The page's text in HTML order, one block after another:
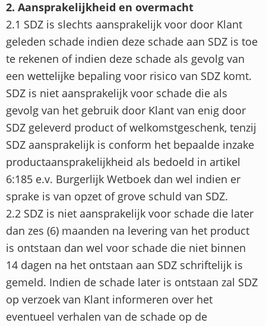
2. Aansprakelijkheid en overmacht
2.1 SDZ is slechts aansprakelijk voor door Klant
geleden schade indien deze schade aan SDZ is toe
te rekenen of indien deze schade als gevolg van
een wettelijke bepaling voor risico van SDZ komt.
SDZ is niet aansprakelijk voor schade die als
gevolg van het gebruik door Klant van enig door
SDZ geleverd product of welkomstgeschenk, tenzij
SDZ aansprakelijk is conform het bepaalde inzake
productaansprakelijkheid als bedoeld in artikel
6:185 e.v. Burgerlijk Wetboek dan wel indien er
sprake is van opzet of grove schuld van SDZ.
2.2 SDZ is niet aansprakelijk voor schade die later
dan zes (6) maanden na levering van het product
is ontstaan dan wel voor schade die niet binnen
14 dagen na het ontstaan aan SDZ schriftelijk is
gemeld. Indien de schade later is ontstaan zal SDZ
op verzoek van Klant informeren over het
eventueel verhalen van de schade op de